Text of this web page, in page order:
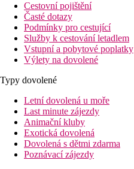
Cestovní pojištění
Časté dotazy
Podmínky pro cestující
Služby k cestování letadlem
Vstupní a pobytové poplatky
Výlety na dovolené
Typy dovolené
Letní dovolená u moře
Last minute zájezdy
Animační kluby
Exotická dovolená
Dovolená s dětmi zdarma
Poznávací zájezdy